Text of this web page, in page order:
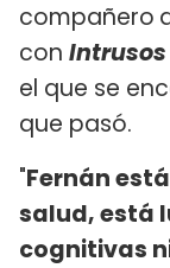
compañero
con Intrusos
el que se
que pasó.
"Fernán
salud, está
cognitivas